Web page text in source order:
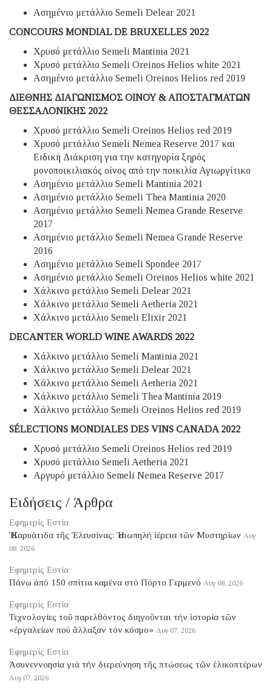
Ασημένιο μετάλλιο Semeli Delear 2021
CONCOURS MONDIAL DE BRUXELLES 2022
Χρυσό μετάλλιο Semeli Mantinia 2021
Χρυσό μετάλλιο Semeli Oreinos Helios white 2021
Aσημένιο μετάλλιο Semeli Oreinos Helios red 2019
ΔΙΕΘΝΗΣ ΔΙΑΓΩΝΙΣΜΟΣ ΟΙΝΟΥ & ΑΠΟΣΤΑΓΜΑΤΩΝ
ΘΕΣΣΑΛΟΝΙΚΗΣ 2022
Χρυσό μετάλλιο Semeli Oreinos Helios red 2019
Χρυσό μετάλλιο Semeli Nemea Reserve 2017 και
Ειδική Διάκριση για την κατηγορία ξηρός
μονοποικιλιακός οίνος από την ποικιλία Αγιωργίτικο
Ασημένιο μετάλλιο Semeli Mantinia 2021
Ασημένιο μετάλλιο Semeli Thea Mantinia 2020
Ασημένιο μετάλλιο Semeli Nemea Grande Reserve
2017
Ασημένιο μετάλλιο Semeli Nemea Grande Reserve
2016
Ασημένιο μετάλλιο Semeli Spondee 2017
Ασημένιο μετάλλιο Semeli Oreinos Helios white 2021
Χάλκινο μετάλλιο Semeli Delear 2021
Χάλκινο μετάλλιο Semeli Aetheria 2021
Χάλκινο μετάλλιο Semeli Elixir 2021
DECANTER WORLD WINE AWARDS 2022
Χάλκινο μετάλλιο Semeli Mantinia 2021
Χάλκινο μετάλλιο Semeli Delear 2021
Χάλκινο μετάλλιο Semeli Aetheria 2021
Χάλκινο μετάλλιο Semeli Thea Mantinia 2019
Χάλκινο μετάλλιο Semeli Oreinos Helios red 2019
SÉLECTIONS MONDIALES DES VINS CANADA 2022
Χρυσό μετάλλιο Semeli Oreinos Helios red 2019
Χρυσό μετάλλιο Semeli Aetheria 2021
Αργυρό μετάλλιο Semeli Nemea Reserve 2017
Ειδήσεις / Άρθρα
Εφημερίς Εστία
Ἡ Καρυάτιδα τῆς Ἐλευσίνας: Ἡ σιωπηλή ἱέρεια τῶν Μυστηρίων Αυγ
08, 2026
Εφημερίς Εστία
Πάνω ἀπό 150 σπίτια καμένα στό Πόρτο Γερμενό Αυγ 08, 2026
Εφημερίς Εστία
Τεχνολογίες τοῦ παρελθόντος διηγοῦνται τήν ἱστορία τῶν
«ἐργαλείων πού ἄλλαξαν τόν κόσμο» Αυγ 07, 2026
Εφημερίς Εστία
Ἀσυνεννοησία γιά τήν διερεύνηση τῆς πτώσεως τῶν ἑλικοπτέρων
Αυγ 07, 2026